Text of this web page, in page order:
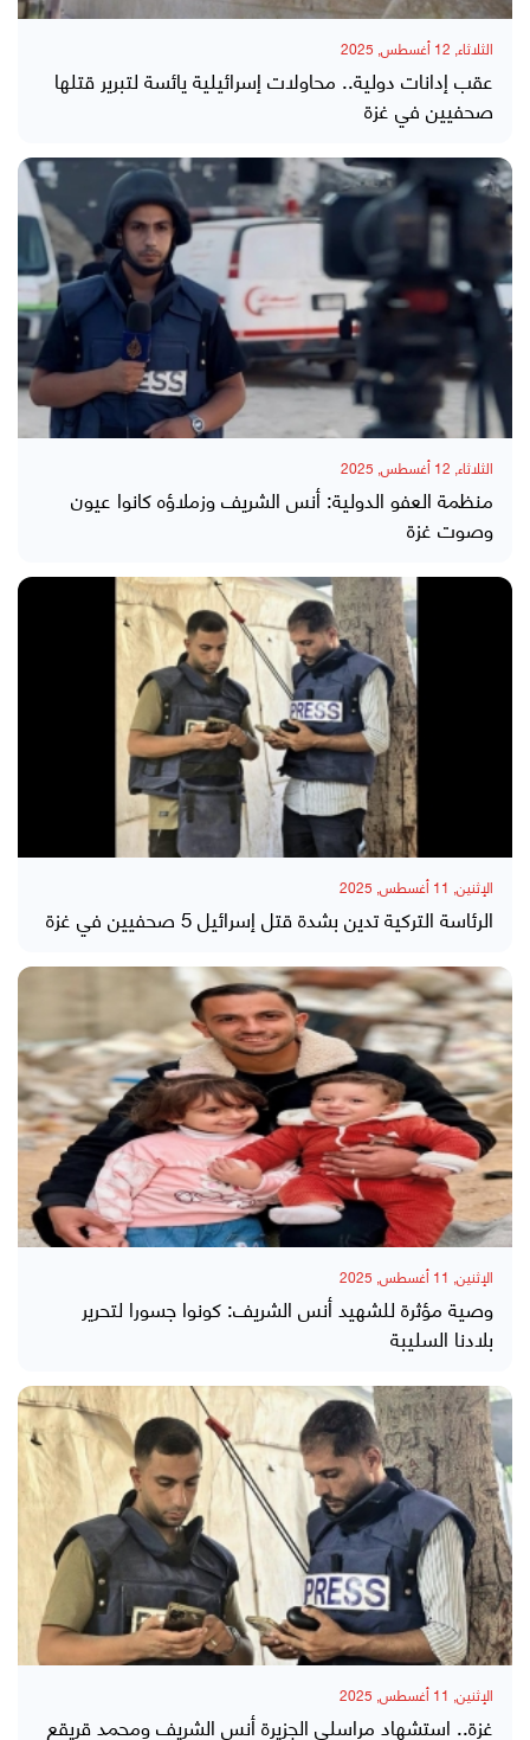
الثلاثاء, 12 أغسطس, 2025
عقب إدانات دولية.. محاولات إسرائيلية يائسة لتبرير قتلها
صحفيين في غزة
الثلاثاء, 12 أغسطس, 2025
منظمة العفو الدولية: أنس الشريف وزملاؤه كانوا عيون
وصوت غزة
الإثنين, 11 أغسطس, 2025
الرئاسة التركية تدين بشدة قتل إسرائيل 5 صحفيين في غزة
الإثنين, 11 أغسطس, 2025
وصية مؤثرة للشهيد أنس الشريف: كونوا جسورا لتحرير
بلادنا السليبة
الإثنين, 11 أغسطس, 2025
غزة.. استشهاد مراسلي الجزيرة أنس الشريف ومحمد قريقع